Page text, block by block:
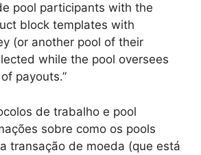
pool participants with the
block templates with
(or another pool of their
while the pool oversees
payouts.”
de trabalho e pool
sobre como os pools
transação de moeda (que está